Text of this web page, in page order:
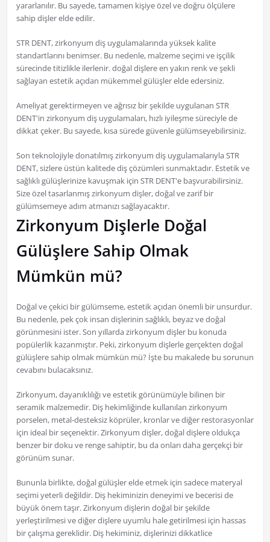
yararlanılır. Bu sayede, tamamen kişiye özel ve doğru ölçülere
sahip dişler elde edilir.
STR DENT, zirkonyum diş uygulamalarında yüksek kalite
standartlarını benimser. Bu nedenle, malzeme seçimi ve işçilik
sürecinde titizlikle ilerlenir. doğal dişlere en yakın renk ve şekli
sağlayan estetik açıdan mükemmel gülüşler elde edersiniz.
Ameliyat gerektirmeyen ve ağrısız bir şekilde uygulanan STR
DENT'in zirkonyum diş uygulamaları, hızlı iyileşme süreciyle de
dikkat çeker. Bu sayede, kısa sürede güvenle gülümseyebilirsiniz.
Son teknolojiyle donatılmış zirkonyum diş uygulamalarıyla STR
DENT, sizlere üstün kalitede diş çözümleri sunmaktadır. Estetik ve
sağlıklı gülüşlerinize kavuşmak için STR DENT'e başvurabilirsiniz.
Size özel tasarlanmış zirkonyum dişler, doğal ve zarif bir
gülümsemeye adım atmanızı sağlayacaktır.
Zirkonyum Dişlerle Doğal
Gülüşlere Sahip Olmak
Mümkün mü?
Doğal ve çekici bir gülümseme, estetik açıdan önemli bir unsurdur.
Bu nedenle, pek çok insan dişlerinin sağlıklı, beyaz ve doğal
görünmesini ister. Son yıllarda zirkonyum dişler bu konuda
popülerlik kazanmıştır. Peki, zirkonyum dişlerle gerçekten doğal
gülüşlere sahip olmak mümkün mü? İşte bu makalede bu sorunun
cevabını bulacaksınız.
Zirkonyum, dayanıklılığı ve estetik görünümüyle bilinen bir
seramik malzemedir. Diş hekimliğinde kullanılan zirkonyum
porselen, metal-desteksiz köprüler, kronlar ve diğer restorasyonlar
için ideal bir seçenektir. Zirkonyum dişler, doğal dişlere oldukça
benzer bir doku ve renge sahiptir, bu da onları daha gerçekçi bir
görünüm sunar.
Bununla birlikte, doğal gülüşler elde etmek için sadece materyal
seçimi yeterli değildir. Diş hekiminizin deneyimi ve becerisi de
büyük önem taşır. Zirkonyum dişlerin doğal bir şekilde
yerleştirilmesi ve diğer dişlere uyumlu hale getirilmesi için hassas
bir çalışma gereklidir. Diş hekiminiz, dişlerinizi dikkatlice